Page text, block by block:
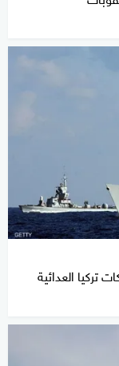
العدائية